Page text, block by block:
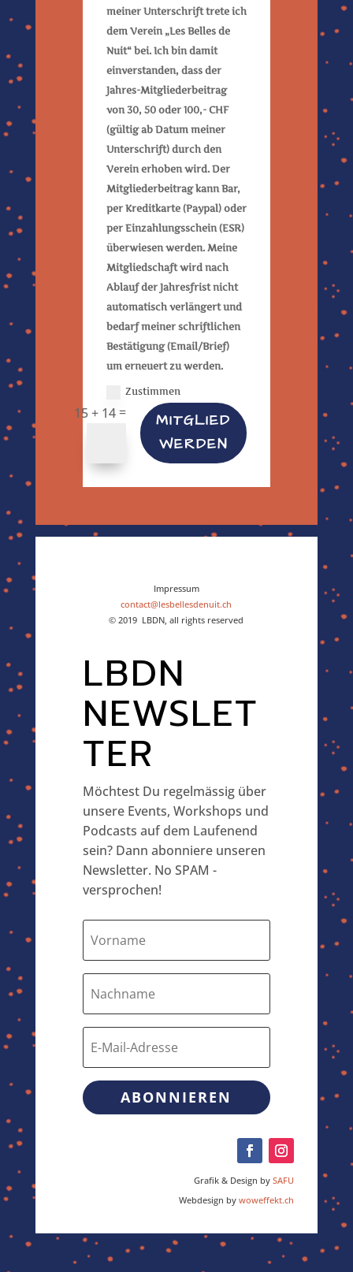
meiner Unterschrift trete ich
dem Verein „Les Belles de
Nuit“ bei. Ich bin damit
einverstanden, dass der
Jahres-Mitgliederbeitrag
von 30, 50 oder 100,- CHF
(gültig ab Datum meiner
Unterschrift) durch den
Verein erhoben wird. Der
Mitgliederbeitrag kann Bar,
per Kreditkarte (Paypal) oder
per Einzahlungsschein (ESR)
überwiesen werden. Meine
Mitgliedschaft wird nach
Ablauf der Jahresfrist nicht
automatisch verlängert und
bedarf meiner schriftlichen
Bestätigung (Email/Brief)
um erneuert zu werden.
Zustimmen
15 + 14=
MITGLIED
WERDEN
Impressum
contact@lesbellesdenuit.ch
© 2019 LBDN, all rights reserved
LBDN
NEWSLET
TER
Möchtest Du regelmässig über
unsere Events, Workshops und
Podcasts auf dem Laufenend
sein? Dann abonniere unseren
Newsletter. No SPAM -
versprochen!
ABONNIEREN
Grafik & Design bySAFU
Webdesign bywoweffekt.ch